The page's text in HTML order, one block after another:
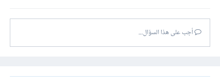
أجب على هذا السؤال...